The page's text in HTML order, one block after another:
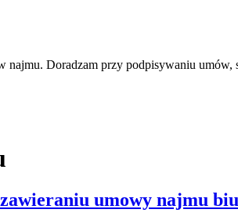
Doradzam przy podpisywaniu umów,
zawieraniu umowy najmu